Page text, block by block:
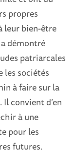
propres
leur bien-être
démontré
patriarcales
les sociétés
à faire sur la
convient d’en
à une
pour les
futures.